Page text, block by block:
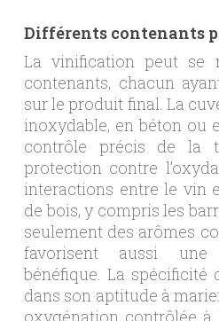
Différents contenants
La vinification peut se
contenants, chacun
sur le produit final. La
inoxydable, en béton ou
contrôle précis de la
protection contre
interactions entre le vin
de bois, y compris les
seulement des arômes
favorisent aussi une
bénéfique. La spécificité
dans son aptitude à
oxygénation contrôlée à